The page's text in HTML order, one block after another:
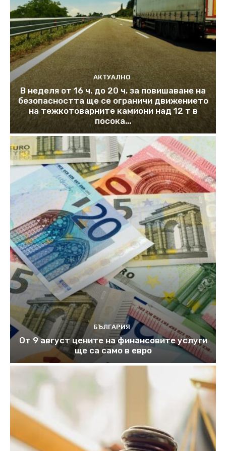
АКТУАЛНО
В неделя от 16 ч. до 20 ч. за повишаване на
безопасността ще се ограничи движението
на тежкотоварните камиони над 12 т в
посока...
БЪЛГАРИЯ
От 9 август цените на финансовите услуги
ще са само в евро